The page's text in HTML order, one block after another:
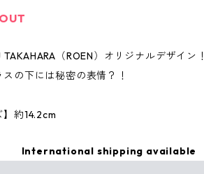
TAKAHARA（ROEN）オリジナルデザイン！
の下には秘密の表情？！
】約14.2cm
International shipping available